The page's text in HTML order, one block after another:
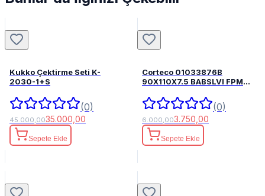
Kukko Çektirme Seti K-
2030-1+S
(0)
45.000,0035.000,00
Sepete Ekle
Corteco 01033876B
90X110X7.5 BABSLVI FPM
(0)
6.000,003.750,00
Sepete Ekle